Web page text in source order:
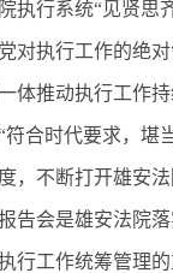
执行系统“见贤思
对执行工作的绝
体推动执行工作
合时代要求，堪
，不断打开雄安法
会是雄安法院落
行工作统筹管理